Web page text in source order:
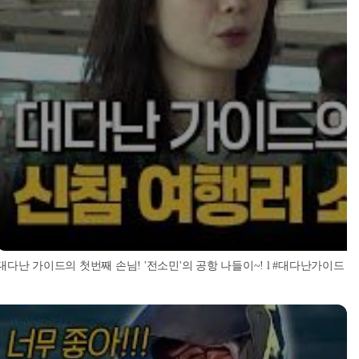
다난 가이드의 첫번째 손님! '전소민'의 공항 나들이~! l #대다난가이드 l